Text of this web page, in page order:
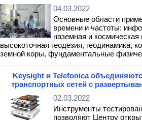
04.03.2022
Основные области
времени и частоты:
наземная и космическая
высокоточная геодезия, геодинамика,
земной коры, фундаментальные
Keysight и Telefonica
транспортных сетей с
02.03.2022
Инструменты
позволяют Центру